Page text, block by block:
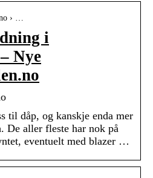
› …
i
Nye
til dåp, og kanskje enda mer
De aller fleste har nok på
eventuelt med blazer …